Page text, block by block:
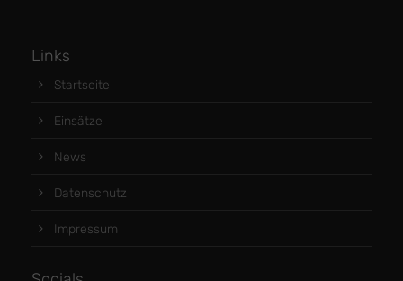
Links
Startseite
Einsätze
News
Datenschutz
Impressum